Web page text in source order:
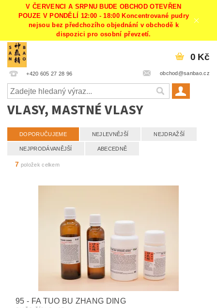
V ČERVENCI A SRPNU BUDE OBCHOD OTEVŘEN
POUZE V PONDĚLÍ 12:00 - 18:00 Koncentrované pudry
nejsou bez předchozího objednání v obchodě k
dispozici pro osobní převzetí.
+420 605 27 28 96 obchod@sanbao.cz
0 Kč
VLASY, MASTNÉ VLASY
DOPORUČUJEME NEJLEVNĚJŠÍ NEJDRAŽŠÍ
NEJPRODÁVANĚJŠÍ ABECEDNĚ
7 položek celkem
95 - FA TUO BU ZHANG DING